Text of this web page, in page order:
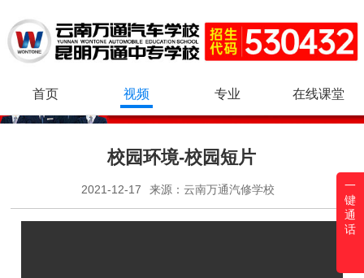
首页 视频 专业 在线课堂
校园环境-校园短片
2021-12-17 来源： 云南万通汽修学校
一
键
通
话